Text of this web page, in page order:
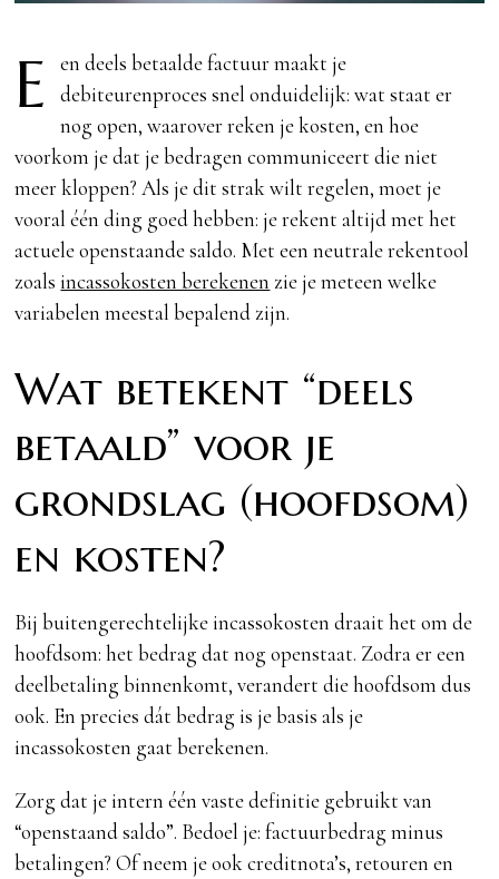
E
en deels betaalde factuur maakt je
debiteurenproces snel onduidelijk: wat staat er
nog open, waarover reken je kosten, en hoe
voorkom je dat je bedragen communiceert die niet
meer kloppen? Als je dit strak wilt regelen, moet je
vooral één ding goed hebben: je rekent altijd met het
actuele openstaande saldo. Met een neutrale rekentool
zoalsincassokosten berekenen zie je meteen welke
variabelen meestal bepalend zijn.
Wat betekent “deels
betaald” voor je
grondslag (hoofdsom)
en kosten?
Bij buitengerechtelijke incassokosten draait het om de
hoofdsom: het bedrag dat nog openstaat. Zodra er een
deelbetaling binnenkomt, verandert die hoofdsom dus
ook. En precies dát bedrag is je basis als je
incassokosten gaat berekenen.
Zorg dat je intern één vaste definitie gebruikt van
“openstaand saldo”. Bedoel je: factuurbedrag minus
betalingen? Of neem je ook creditnota’s, retouren en